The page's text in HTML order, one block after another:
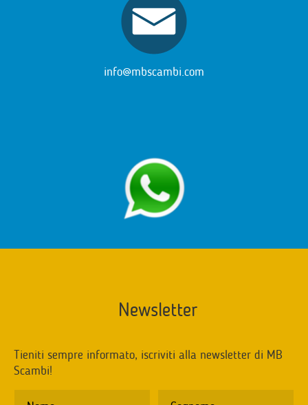
info@mbscambi.com
Newsletter
Tieniti sempre informato, iscriviti alla newsletter di MB
Scambi!